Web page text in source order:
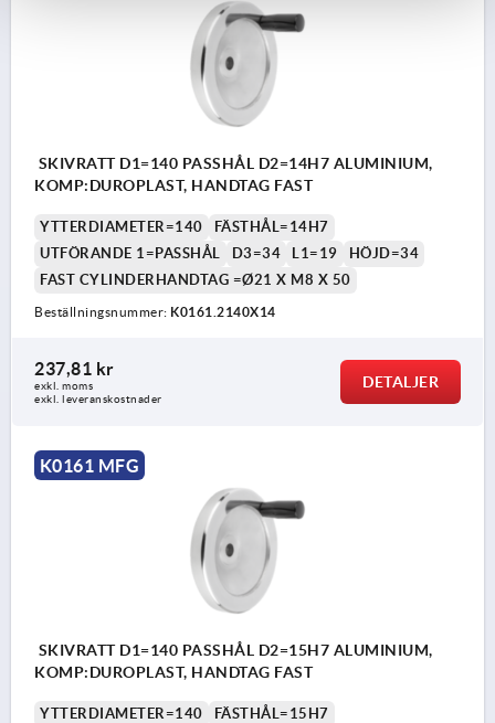
SKIVRATT D1=140 PASSHÅL D2=14H7 ALUMINIUM,
KOMP:DUROPLAST, HANDTAG FAST
YTTERDIAMETER=140
FÄSTHÅL=14H7
UTFÖRANDE 1=PASSHÅL
D3=34 L1=19
HÖJD=34
FAST CYLINDERHANDTAG =Ø21 X M8 X 50
Beställningsnummer: K0161.2140X14
237,81 kr
exkl. moms
exkl. leveranskostnader
DETALJER
K0161 MFG
SKIVRATT D1=140 PASSHÅL D2=15H7 ALUMINIUM,
KOMP:DUROPLAST, HANDTAG FAST
YTTERDIAMETER=140 FÄSTHÅL=15H7